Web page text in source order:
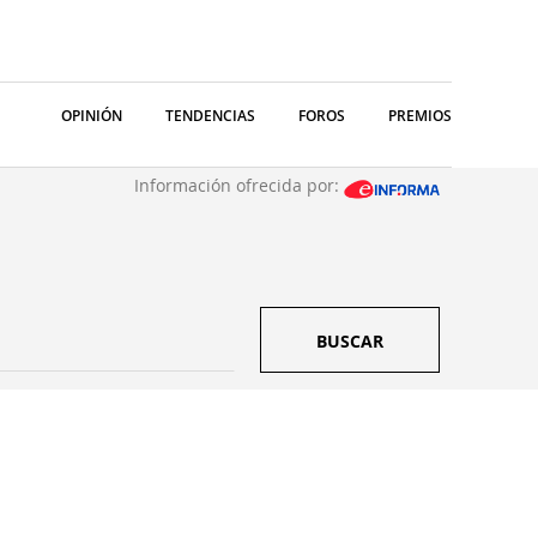
OPINIÓN TENDENCIAS FOROS PREMIOS
Información ofrecida por:
BUSCAR